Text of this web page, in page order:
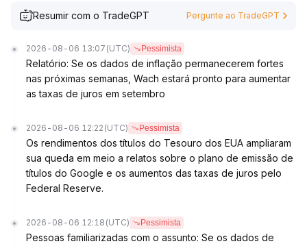
Resumir com o TradeGPT Pergunte ao TradeGPT
2026-08-06 13:07 (UTC) Pessimista
Relatório: Se os dados de inflação permanecerem fortes
nas próximas semanas, Wach estará pronto para aumentar
as taxas de juros em setembro
2026-08-06 12:22 (UTC) Pessimista
Os rendimentos dos títulos do Tesouro dos EUA ampliaram
sua queda em meio a relatos sobre o plano de emissão de
títulos do Google e os aumentos das taxas de juros pelo
Federal Reserve.
2026-08-06 12:18 (UTC) Pessimista
Pessoas familiarizadas com o assunto: Se os dados de